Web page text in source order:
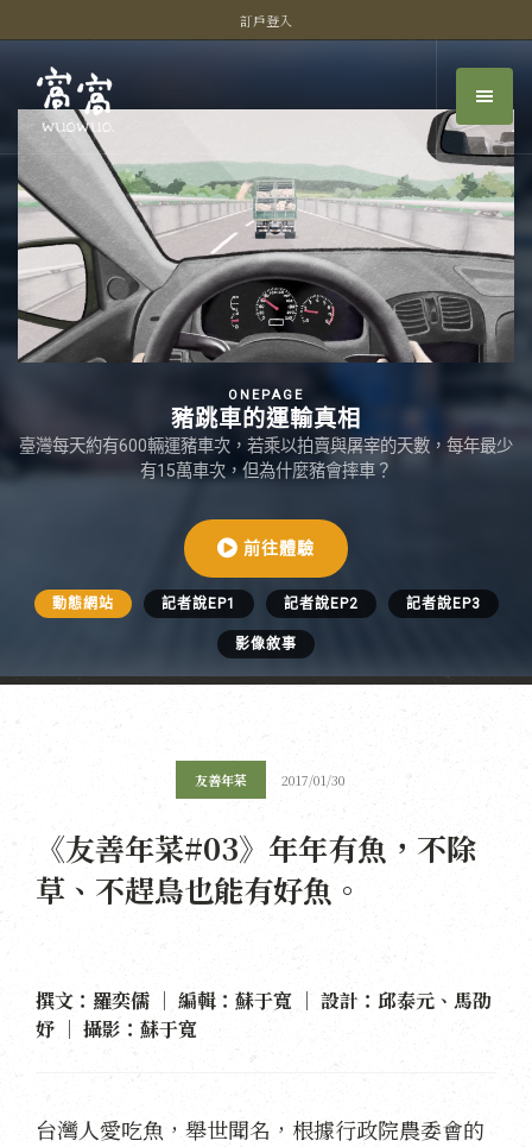
訂戶登入
ONEPAGE
豬跳車的運輸真相
臺灣每天約有600輛運豬車次，若乘以拍賣與屠宰的天數，每年最少
有15萬車次，但為什麼豬會摔車？
前往體驗
動態網站 記者說EP1 記者說EP2 記者說EP3
影像敘事
友善年菜 2017/01/30
《友善年菜#03》年年有魚，不除
草、不趕鳥也能有好魚。
撰文：羅奕儒 ｜ 編輯：蘇于寬 ｜ 設計：邱泰元、馬劭
妤 ｜ 攝影：蘇于寬
台灣人愛吃魚，舉世聞名，根據行政院農委會的